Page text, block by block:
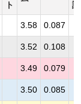
ト
評
3.58 0.087
3.52 0.108
3.49 0.079
3.50 0.085